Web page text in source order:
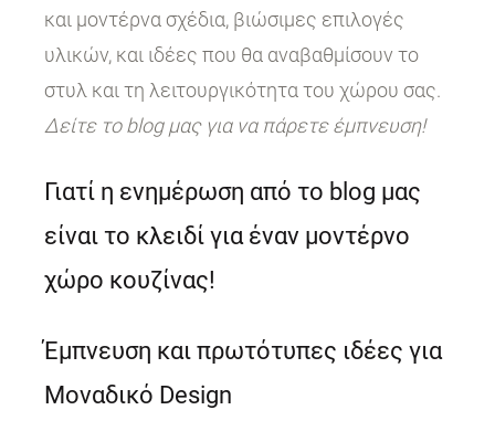
και μοντέρνα σχέδια, βιώσιμες επιλογές
υλικών, και ιδέες που θα αναβαθμίσουν το
στυλ και τη λειτουργικότητα του χώρου σας.
Δείτε το blog μας για να πάρετε έμπνευση!
Γιατί η ενημέρωση από το blog μας
είναι το κλειδί για έναν μοντέρνο
χώρο κουζίνας!
Έμπνευση και πρωτότυπες ιδέες για
Μοναδικό Design